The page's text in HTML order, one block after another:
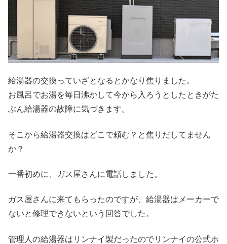
給湯器の交換っていざとなるとかなり焦りました。
お風呂でお湯を毎日沸かして今から入ろうとしたときがた
ぶん給湯器の故障に気づきます。
そこから給湯器交換はどこで頼む？と焦りだしてません
か？
一番初めに、ガス屋さんに電話しました。
ガス屋さんに来てもらったのですが、給湯器はメーカーで
ないと修理できないという回答でした。
管理人の給湯器はリンナイ製だったのでリンナイの公式ホ